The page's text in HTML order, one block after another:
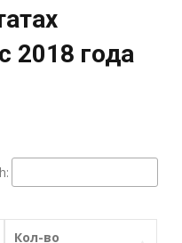
2018 года
Кол-во